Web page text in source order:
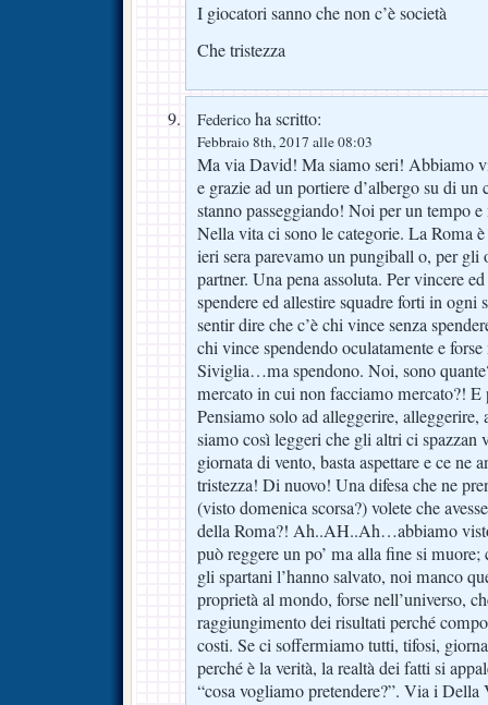
I giocatori sanno che non c’è società
Che tristezza
Federico ha scritto:
Febbraio 8th, 2017 alle 08:03
Ma via David! Ma siamo seri! Abbiamo
e grazie ad un portiere d’albergo su di
stanno passeggiando! Noi per un tempo
Nella vita ci sono le categorie. La Roma
ieri sera parevamo un pungiball o, per
partner. Una pena assoluta. Per vincere
spendere ed allestire squadre forti in
sentir dire che c’è chi vince senza
chi vince spendendo oculatamente e
Siviglia…ma spendono. Noi, sono
mercato in cui non facciamo mercato?! E
Pensiamo solo ad alleggerire, alleggerire,
siamo così leggeri che gli altri ci spazzan
giornata di vento, basta aspettare e ce ne
tristezza! Di nuovo! Una difesa che ne
(visto domenica scorsa?) volete che
della Roma?! Ah..AH..Ah…abbiamo
può reggere un po’ ma alla fine si
gli spartani l’hanno salvato, noi manco
proprietà al mondo, forse nell’universo,
raggiungimento dei risultati perché
costi. Se ci soffermiamo tutti, tifosi,
perché è la verità, la realtà dei fatti si
“cosa vogliamo pretendere?”. Via i